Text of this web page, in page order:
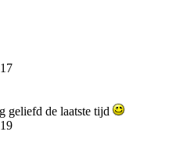
geliefd de laatste tijd